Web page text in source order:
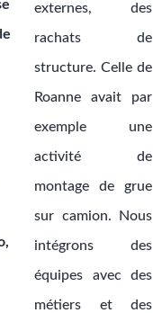
externes, des
rachats de
structure. Celle de
Roanne avait par
exemple une
activité de
montage de grue
sur camion. Nous
intégrons des
équipes avec des
métiers et des